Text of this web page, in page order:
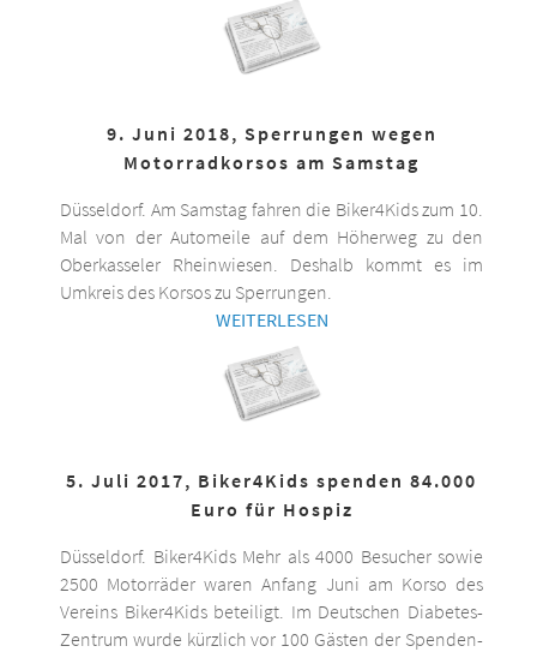
9. Juni 2018, Sperrungen wegen
Motorradkorsos am Samstag
Düsseldorf. Am Samstag fahren die Biker4Kids zum 10.
Mal von der Automeile auf dem Höherweg zu den
Oberkasseler Rheinwiesen. Deshalb kommt es im
Umkreis des Korsos zu Sperrungen.
WEITERLESEN
5. Juli 2017, Biker4Kids spenden 84.000
Euro für Hospiz
Düsseldorf. Biker4Kids Mehr als 4000 Besucher sowie
2500 Motorräder waren Anfang Juni am Korso des
Vereins Biker4Kids beteiligt. Im Deutschen Diabetes-
Zentrum wurde kürzlich vor 100 Gästen der Spenden-